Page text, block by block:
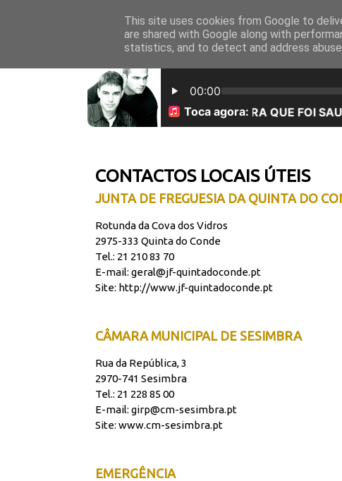
INICÍO SOBRE NÓS
CONTACTOS LOCAIS ÚTEIS
JUNTA DE FREGUESIA DA QUINTA DO
Rotunda da Cova dos Vidros
2975-333 Quinta do Conde
Tel.: 21 210 83 70
E-mail: geral@jf-quintadoconde.pt
Site: http://www.jf-quintadoconde.pt
CÂMARA MUNICIPAL DE SESIMBRA
Rua da República, 3
2970-741 Sesimbra
Tel.: 21 228 85 00
E-mail: girp@cm-sesimbra.pt
Site: www.cm-sesimbra.pt
EMERGÊNCIA
This site uses cookies from Google to
are shared with Google along with
statistics, and to detect and address